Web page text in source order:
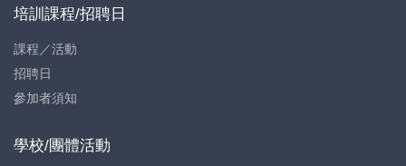
培訓課程/招聘日
課程／活動
招聘日
參加者須知
學校/團體活動